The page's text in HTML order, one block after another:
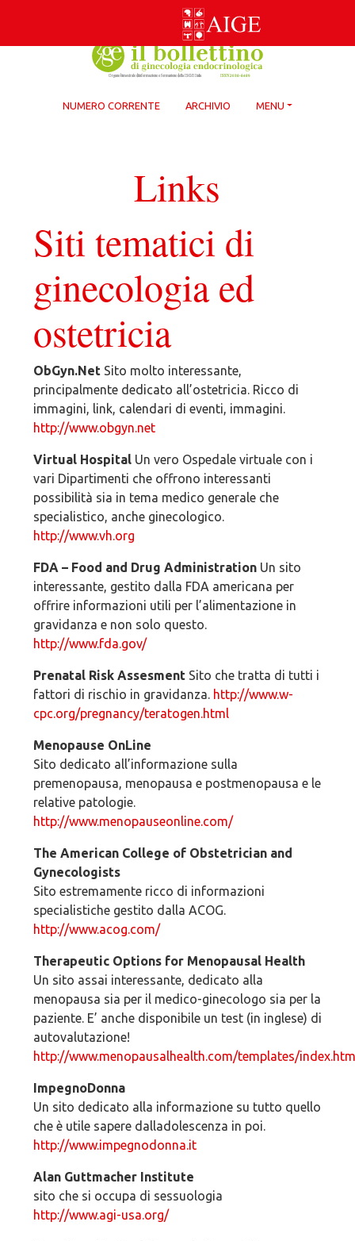
NUMERO CORRENTE ARCHIVIO MENU
Links
Siti tematici di
ginecologia ed
ostetricia
ObGyn.NetSito molto interessante,
principalmente dedicato all’ostetricia. Ricco di
immagini, link, calendari di eventi, immagini.
http://www.obgyn.net
Virtual HospitalUn vero Ospedale virtuale con i
vari Dipartimenti che offrono interessanti
possibilità sia in tema medico generale che
specialistico, anche ginecologico.
http://www.vh.org
FDA – Food and Drug AdministrationUn sito
interessante, gestito dalla FDA americana per
offrire informazioni utili per l’alimentazione in
gravidanza e non solo questo.
http://www.fda.gov/
Prenatal Risk AssesmentSito che tratta di tutti i
fattori di rischio in gravidanza. http://www.w-
cpc.org/pregnancy/teratogen.html
Menopause OnLine
Sito dedicato all’informazione sulla
premenopausa, menopausa e postmenopausa e le
relative patologie.
http://www.menopauseonline.com/
The American College of Obstetrician and
Gynecologists
Sito estremamente ricco di informazioni
specialistiche gestito dalla ACOG.
http://www.acog.com/
Therapeutic Options for Menopausal Health
Un sito assai interessante, dedicato alla
menopausa sia per il medico-ginecologo sia per la
paziente. E’ anche disponibile un test (in inglese) di
autovalutazione!
http://www.menopausalhealth.com/templates/
ImpegnoDonna
Un sito dedicato alla informazione su tutto quello
che è utile sapere dalladolescenza in poi.
http://www.impegnodonna.it
Alan Guttmacher Institute
sito che si occupa di sessuologia
http://www.agi-usa.org/